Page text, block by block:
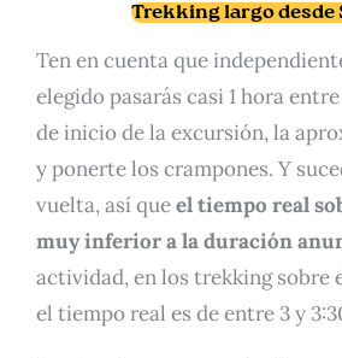
Trekking largo desde
Ten en cuenta que
elegido pasarás casi 1 hora
de inicio de la excursión, la
y ponerte los crampones. Y
vuelta, así queel tiempo real
muy inferior a la duración
actividad, en los trekking sobre
el tiempo real es de entre 3 y